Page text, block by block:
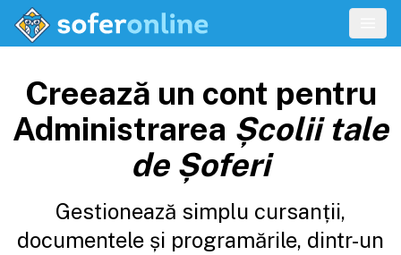
Creează un cont pentru
Administrarea Școlii tale
de Șoferi
Gestionează simplu cursanții,
documentele și programările, dintr-un